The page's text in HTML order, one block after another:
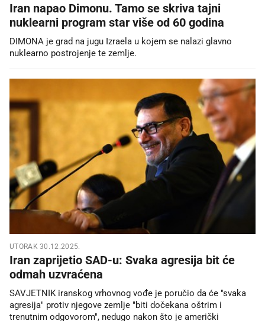
Iran napao Dimonu. Tamo se skriva tajni
nuklearni program star više od 60 godina
DIMONA je grad na jugu Izraela u kojem se nalazi glavno
nuklearno postrojenje te zemlje.
UTORAK 30.12.2025.
Iran zaprijetio SAD-u: Svaka agresija bit će
odmah uzvraćena
SAVJETNIK iranskog vrhovnog vođe je poručio da će "svaka
agresija" protiv njegove zemlje "biti dočekana oštrim i
trenutnim odgovorom", nedugo nakon što je američki